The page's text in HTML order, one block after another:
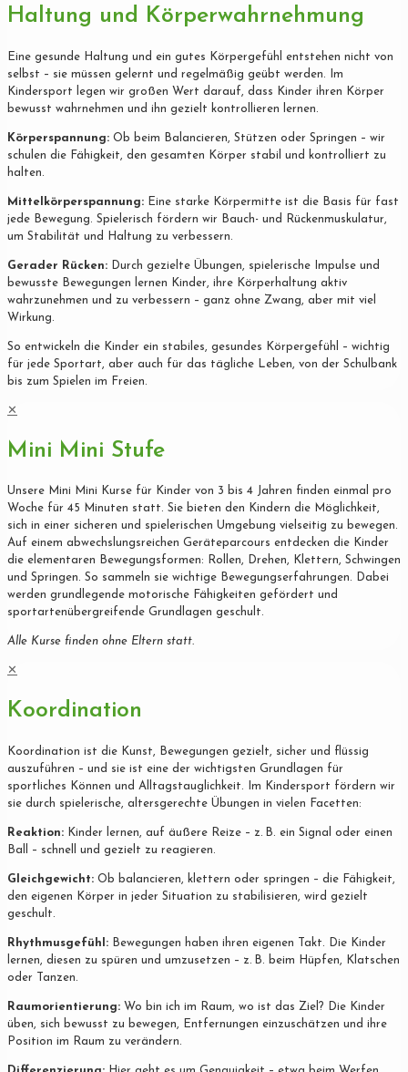
Haltung und Körperwahrnehmung
Eine gesunde Haltung und ein gutes Körpergefühl entstehen nicht von
selbst – sie müssen gelernt und regelmäßig geübt werden. Im
Kindersport legen wir großen Wert darauf, dass Kinder ihren Körper
bewusst wahrnehmen und ihn gezielt kontrollieren lernen.
Körperspannung: Ob beim Balancieren, Stützen oder Springen – wir
schulen die Fähigkeit, den gesamten Körper stabil und kontrolliert zu
halten.
Mittelkörperspannung: Eine starke Körpermitte ist die Basis für fast
jede Bewegung. Spielerisch fördern wir Bauch- und Rückenmuskulatur,
um Stabilität und Haltung zu verbessern.
Gerader Rücken: Durch gezielte Übungen, spielerische Impulse und
bewusste Bewegungen lernen Kinder, ihre Körperhaltung aktiv
wahrzunehmen und zu verbessern – ganz ohne Zwang, aber mit viel
Wirkung.
So entwickeln die Kinder ein stabiles, gesundes Körpergefühl – wichtig
für jede Sportart, aber auch für das tägliche Leben, von der Schulbank
bis zum Spielen im Freien.
✕
Mini Mini Stufe
Unsere Mini Mini Kurse für Kinder von 3 bis 4 Jahren finden einmal pro
Woche für 45 Minuten statt. Sie bieten den Kindern die Möglichkeit,
sich in einer sicheren und spielerischen Umgebung vielseitig zu bewegen.
Auf einem abwechslungsreichen Geräteparcours entdecken die Kinder
die elementaren Bewegungsformen: Rollen, Drehen, Klettern, Schwingen
und Springen. So sammeln sie wichtige Bewegungserfahrungen. Dabei
werden grundlegende motorische Fähigkeiten gefördert und
sportartenübergreifende Grundlagen geschult.
Alle Kurse finden ohne Eltern statt.
✕
Koordination
Koordination ist die Kunst, Bewegungen gezielt, sicher und flüssig
auszuführen – und sie ist eine der wichtigsten Grundlagen für
sportliches Können und Alltagstauglichkeit. Im Kindersport fördern wir
sie durch spielerische, altersgerechte Übungen in vielen Facetten:
Reaktion: Kinder lernen, auf äußere Reize – z. B. ein Signal oder einen
Ball – schnell und gezielt zu reagieren.
Gleichgewicht: Ob balancieren, klettern oder springen – die Fähigkeit,
den eigenen Körper in jeder Situation zu stabilisieren, wird gezielt
geschult.
Rhythmusgefühl: Bewegungen haben ihren eigenen Takt. Die Kinder
lernen, diesen zu spüren und umzusetzen – z. B. beim Hüpfen, Klatschen
oder Tanzen.
Raumorientierung: Wo bin ich im Raum, wo ist das Ziel? Die Kinder
üben, sich bewusst zu bewegen, Entfernungen einzuschätzen und ihre
Position im Raum zu verändern.